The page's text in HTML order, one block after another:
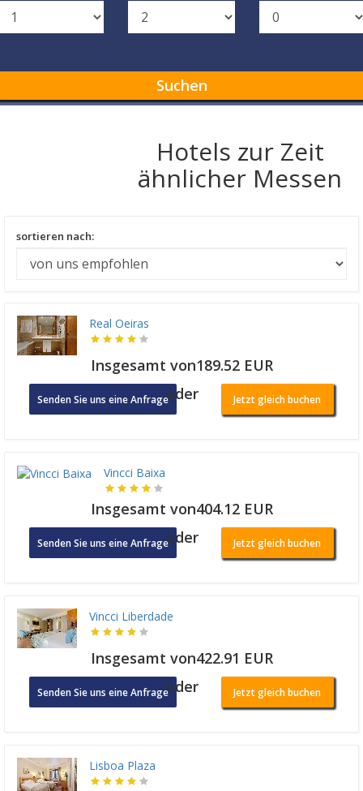
Suchen
Hotels zur Zeit
ähnlicher Messen
sortieren nach:
Real Oeiras
Insgesamt von189.52 EUR
Senden Sie uns eine Anfrageoder Jetzt gleich buchen
Vincci Baixa
Insgesamt von404.12 EUR
Senden Sie uns eine Anfrageoder Jetzt gleich buchen
Vincci Liberdade
Insgesamt von422.91 EUR
Senden Sie uns eine Anfrageoder Jetzt gleich buchen
Lisboa Plaza